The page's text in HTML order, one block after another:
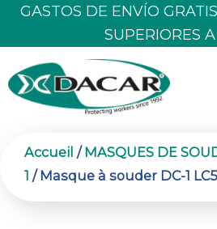
AllerGASTOS DE ENVÍO
SUPERIORES
Accueil /MASQUES DE
1 / Masque à souder DC-1